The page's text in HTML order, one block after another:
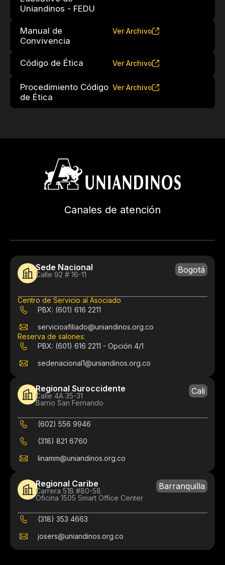
Uniandinos - FEDU
Manual de
Convivencia
Ver Archivo
Código de Ética Ver Archivo
Procedimiento Código
de Ética
Ver Archivo
Canales de atención
Sede Nacional
Calle 92 # 16-11 Bogotá
Centro de Servicio al Asociado
PBX: (601) 616 2211
servicioafiliado@uniandinos.org.co
Reserva de salones:
PBX: (601) 616 2211 - Opción 4/1
sedenacional1@uniandinos.org.co
Regional Suroccidente
Calle 4A 35-31
Barrio San Fernando
Cali
(602) 556 9946
(318) 821 6760
linamm@uniandinos.org.co
Regional Caribe
Carrera 51B #80-58
Oficina 1505 Smart Office Center
Barranquilla
(318) 353 4663
josers@uniandinos.org.co